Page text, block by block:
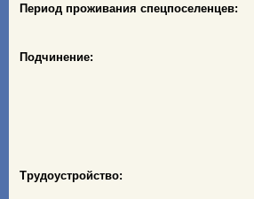
Период проживания спецпоселенцев:
Подчинение:
Трудоустройство: